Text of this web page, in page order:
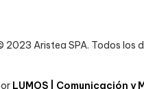
Aristea SPA. Todos los
LUMOS | Comunicación y